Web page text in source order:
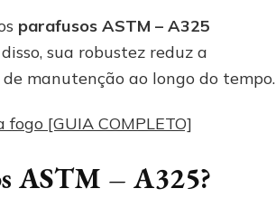
parafusos ASTM – A325
sua robustez reduz a
manutenção ao longo do tempo.
[GUIA COMPLETO]
ASTM – A325?